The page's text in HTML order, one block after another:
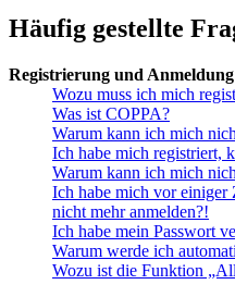
Häufig gestellte
Registrierung und Anmeldung
Wozu muss ich mich
Was ist COPPA?
Warum kann ich mich
Ich habe mich registriert,
Warum kann ich mich
Ich habe mich vor einiger
nicht mehr anmelden?!
Ich habe mein Passwort
Warum werde ich
Wozu ist die Funktion